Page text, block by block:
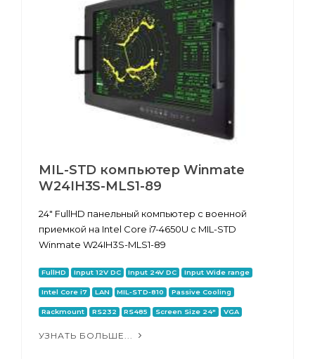
MIL-STD компьютер Winmate
W24IH3S-MLS1-89
24" FullHD панельный компьютер с военной
приемкой на Intel Core i7-4650U с MIL-STD
Winmate W24IH3S-MLS1-89
FullHD Input 12V DC Input 24V DC Input Wide range
Intel Core i7 LAN MIL-STD-810 Passive Cooling
Rackmount RS232 RS485 Screen Size 24" VGA
УЗНАТЬ БОЛЬШЕ...